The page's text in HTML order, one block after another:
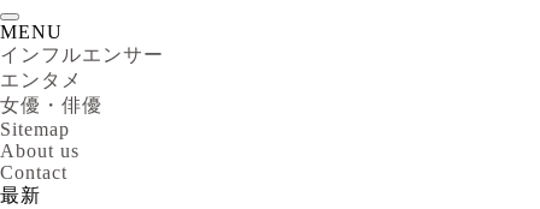
MENU
インフルエンサー
エンタメ
女優・俳優
Sitemap
About us
Contact
最新